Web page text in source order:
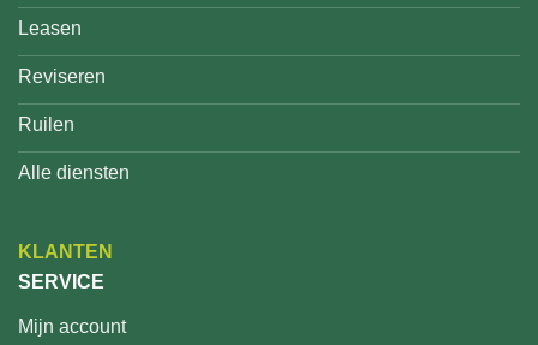
Leasen
Reviseren
Ruilen
Alle diensten
KLANTEN
SERVICE
Mijn account